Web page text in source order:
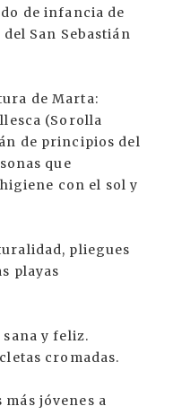
de infancia de
San Sebastián
de Marta:
(Sorolla
de principios del
que
con el sol y
pliegues
playas
y feliz.
cromadas.
jóvenes a